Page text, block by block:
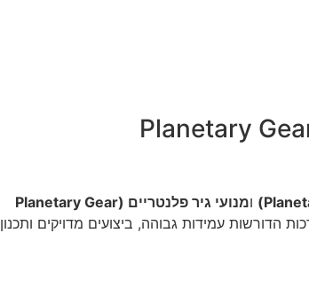
Planetary
ו
מנועי גיר פלנטריים (Planetary Gear
הדורשות עמידות גבוהה, ביצועים מדויקים ותכנון